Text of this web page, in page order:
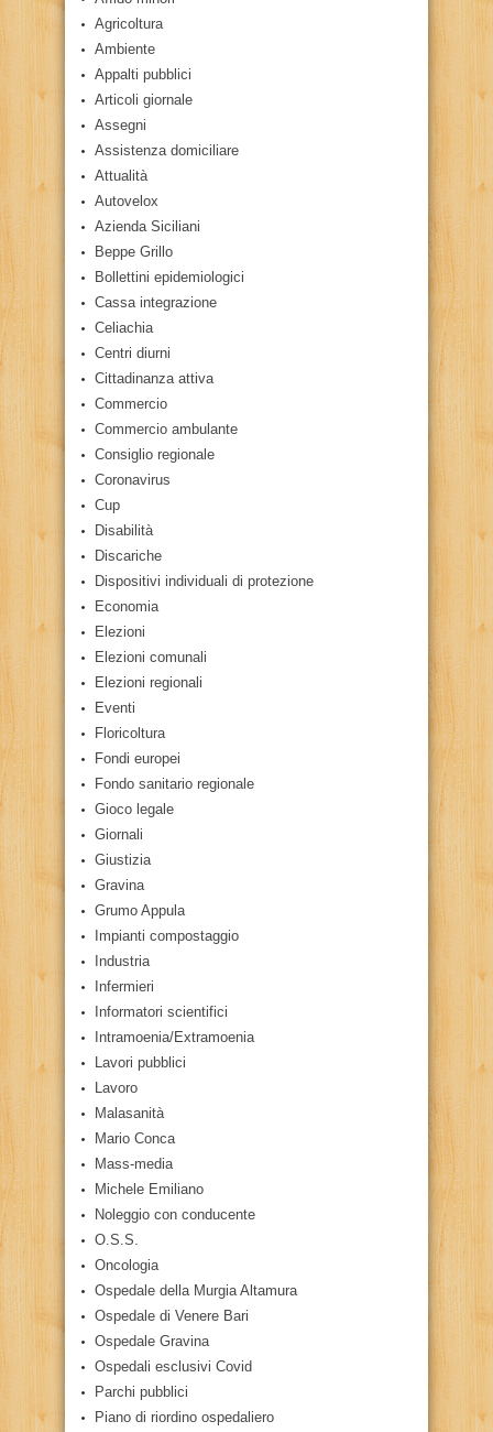
Agricoltura
Ambiente
Appalti pubblici
Articoli giornale
Assegni
Assistenza domiciliare
Attualità
Autovelox
Azienda Siciliani
Beppe Grillo
Bollettini epidemiologici
Cassa integrazione
Celiachia
Centri diurni
Cittadinanza attiva
Commercio
Commercio ambulante
Consiglio regionale
Coronavirus
Cup
Disabilità
Discariche
Dispositivi individuali di protezione
Economia
Elezioni
Elezioni comunali
Elezioni regionali
Eventi
Floricoltura
Fondi europei
Fondo sanitario regionale
Gioco legale
Giornali
Giustizia
Gravina
Grumo Appula
Impianti compostaggio
Industria
Infermieri
Informatori scientifici
Intramoenia/Extramoenia
Lavori pubblici
Lavoro
Malasanità
Mario Conca
Mass-media
Michele Emiliano
Noleggio con conducente
O.S.S.
Oncologia
Ospedale della Murgia Altamura
Ospedale di Venere Bari
Ospedale Gravina
Ospedali esclusivi Covid
Parchi pubblici
Piano di riordino ospedaliero